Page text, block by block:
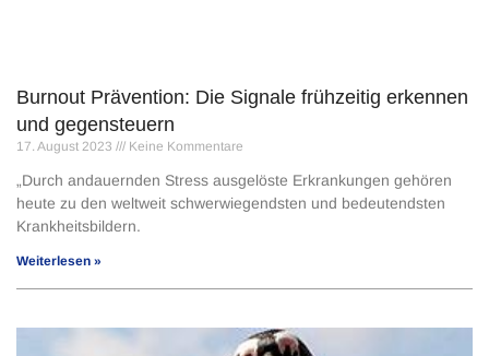
Burnout Prävention: Die Signale frühzeitig erkennen
und gegensteuern
17. August 2023 Keine Kommentare
„Durch andauernden Stress ausgelöste Erkrankungen gehören
heute zu den weltweit schwerwiegendsten und bedeutendsten
Krankheitsbildern.
Weiterlesen »